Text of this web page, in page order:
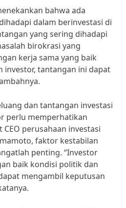
bahwa ada
dalam berinvestasi di
yang sering dihadapi
birokrasi yang
kerja sama yang baik
investor, tantangan ini dapat
dan tantangan investasi
perlu memperhatikan
perusahaan investasi
faktor kestabilan
penting. “Investor
baik kondisi politik dan
mengambil keputusan